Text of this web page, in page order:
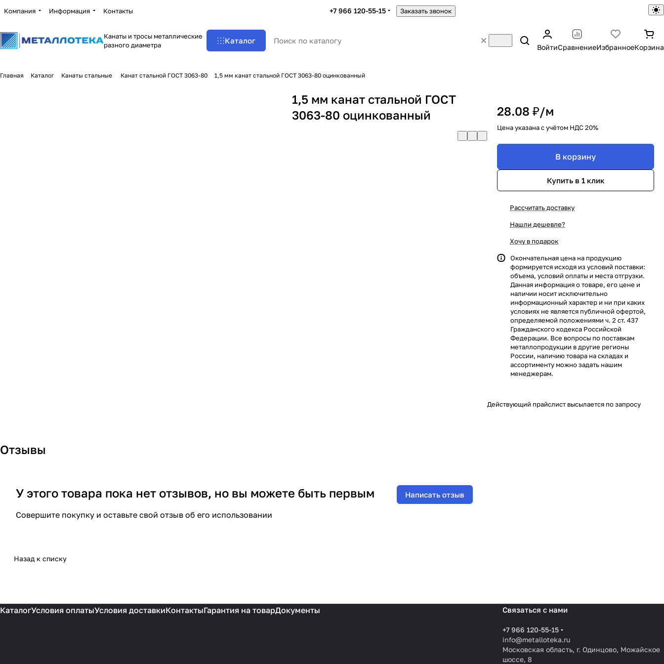
Компания Информация Контакты +7 966 120-55-15 Заказать звонок
Канаты и тросы металлические
разного диаметра
Каталог
ВойтиСравнениеИзбранноеКорзина
Главная Каталог Канаты стальные Канат стальной ГОСТ 3063-80 1,5 мм канат стальной ГОСТ 3063-80 оцинкованный
1,5 мм канат стальной ГОСТ
3063-80 оцинкованный
28.08 ₽/м
Цена указана с учётом НДС 20%
В корзину
Купить в 1 клик
Рассчитать доставку
Нашли дешевле?
Хочу в подарок
Окончательная цена на продукцию
формируется исходя из условий поставки:
объема, условий оплаты и места отгрузки.
Данная информация о товаре, его цене и
наличии носит исключительно
информационный характер и ни при каких
условиях не является публичной офертой,
определяемой положениями ч. 2 ст. 437
Гражданского кодекса Российской
Федерации. Все вопросы по поставкам
металлопродукции в другие регионы
России, наличию товара на складах и
ассортименту можно задать нашим
менеджерам.
Действующий прайслист высылается по запросу
Отзывы
У этого товара пока нет отзывов, но вы можете быть первым
Совершите покупку и оставьте свой отзыв об его использовании
Написать отзыв
Назад к списку
КаталогУсловия оплатыУсловия доставкиКонтактыГарантия на товарДокументы Связаться с нами
+7 966 120-55-15
info@metalloteka.ru
Московская область, г. Одинцово, Можайское
шоссе, 8